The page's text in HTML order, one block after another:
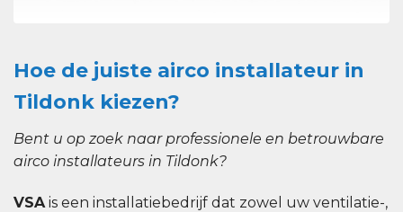
Hoe de juiste airco installateur in
Tildonk kiezen?
Bent u op zoek naar professionele en betrouwbare
airco installateurs in Tildonk?
VSAis een installatiebedrijf dat zowel uw ventilatie-,